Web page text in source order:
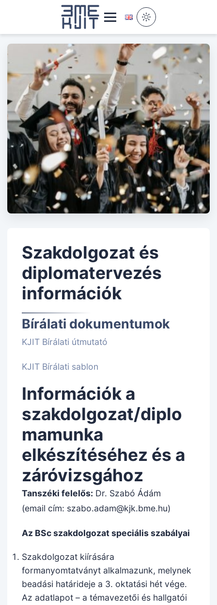
Szakdolgozat és
diplomatervezés
információk
Bírálati dokumentumok
KJIT Bírálati útmutató
KJIT Bírálati sablon
Információk a
szakdolgozat/diplo
mamunka
elkészítéséhez és a
záróvizsgához
Tanszéki felelős: Dr. Szabó Ádám
(email cím: szabo.adam@kjk.bme.hu)
Az BSc szakdolgozat speciális szabályai
Szakdolgozat kiírására
formanyomtatványt alkalmazunk, melynek
beadási határideje a 3. oktatási hét vége.
Az adatlapot – a témavezetői és hallgatói